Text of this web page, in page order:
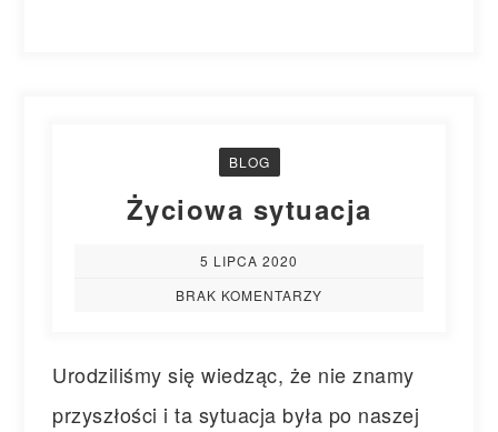
BLOG
Życiowa sytuacja
5 LIPCA 2020
BRAK KOMENTARZY
Urodziliśmy się wiedząc, że nie znamy
przyszłości i ta sytuacja była po naszej